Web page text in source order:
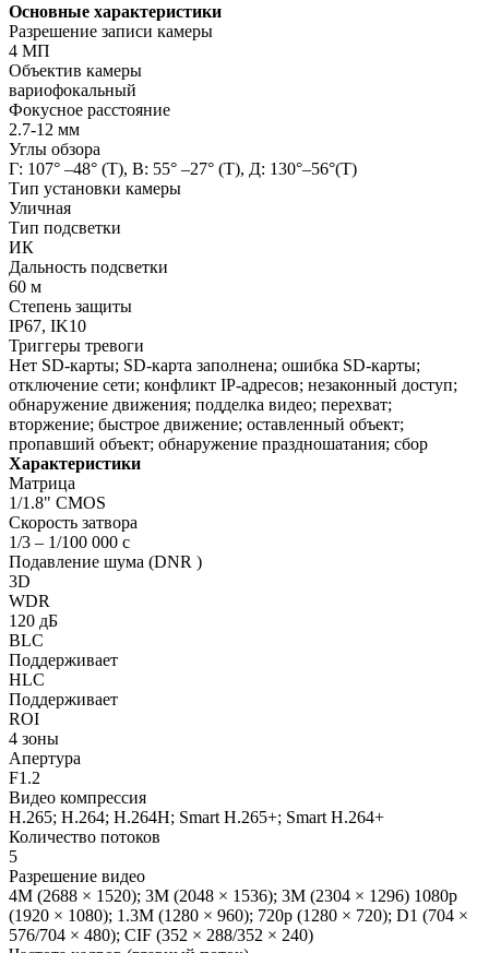
Основные характеристики
Разрешение записи камеры
4 МП
Объектив камеры
вариофокальный
Фокусное расстояние
2.7-12 мм
Углы обзора
Г: 107° –48° (Т), В: 55° –27° (Т), Д: 130°–56°(Т)
Тип установки камеры
Уличная
Тип подсветки
ИК
Дальность подсветки
60 м
Степень защиты
IP67, IK10
Триггеры тревоги
Нет SD-карты; SD-карта заполнена; ошибка SD-карты;
отключение сети; конфликт IP-адресов; незаконный доступ;
обнаружение движения; подделка видео; перехват;
вторжение; быстрое движение; оставленный объект;
пропавший объект; обнаружение праздношатания; сбор
Характеристики
Матрица
1/1.8" CMOS
Скорость затвора
1/3 – 1/100 000 с
Подавление шума (DNR )
3D
WDR
120 дБ
BLC
Поддерживает
HLC
Поддерживает
ROI
4 зоны
Апертура
F1.2
Видео компрессия
H.265; H.264; H.264H; Smart H.265+; Smart H.264+
Количество потоков
5
Разрешение видео
4M (2688 × 1520); 3M (2048 × 1536); 3M (2304 × 1296) 1080p
(1920 × 1080); 1.3M (1280 × 960); 720p (1280 × 720); D1 (704 ×
576/704 × 480); CIF (352 × 288/352 × 240)